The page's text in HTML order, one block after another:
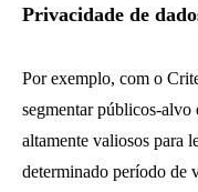
Privacidade de
Por exemplo, com o
segmentar públicos-alvo
altamente valiosos para
determinado período de